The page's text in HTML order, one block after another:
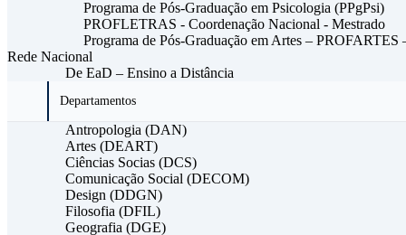
Programa de Pós-Graduação em Psicologia (PPgPsi)
PROFLETRAS - Coordenação Nacional - Mestrado
Programa de Pós-Graduação em Artes – PROFARTES
Rede Nacional
De EaD – Ensino a Distância
Departamentos
Antropologia (DAN)
Artes (DEART)
Ciências Socias (DCS)
Comunicação Social (DECOM)
Design (DDGN)
Filosofia (DFIL)
Geografia (DGE)